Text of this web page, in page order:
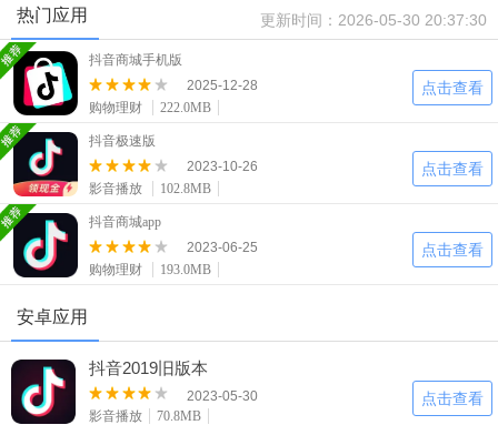
二次元
587款应用
10773款应用
942款应用
仙侠手游
485款应用
446款应用
34款应用
三国游戏
3934款应用
69款应用
像素游戏
700款应用
其他
游戏攻略
热点新闻
热门应用 更新时间： 2026-05-30 20:37:30
抖音商城手机版
2025-12-28
购物理财
222.0MB
点击查看
抖音极速版
2023-10-26
影音播放
102.8MB
点击查看
抖音商城app
2023-06-25
购物理财
193.0MB
点击查看
安卓应用
抖音2019旧版本
2023-05-30
影音播放
70.8MB
点击查看